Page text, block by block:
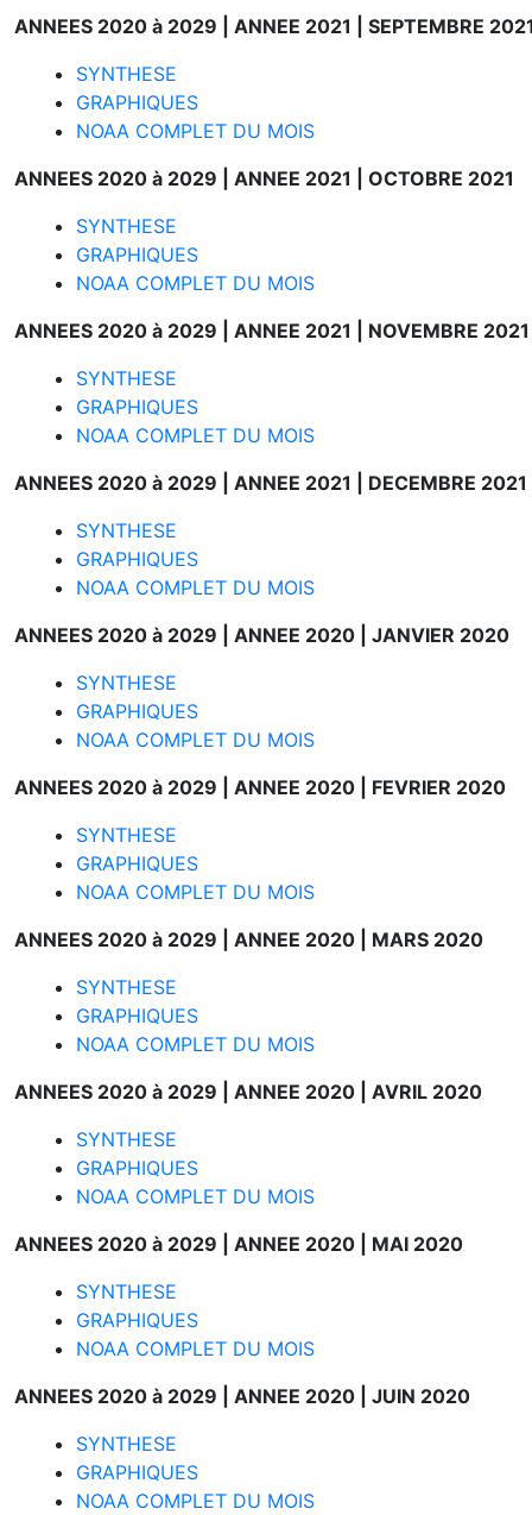
ANNEES 2020 à 2029 | ANNEE 2021 | SEPTEMBRE
SYNTHESE
GRAPHIQUES
NOAA COMPLET DU MOIS
ANNEES 2020 à 2029 | ANNEE 2021 | OCTOBRE 2021
SYNTHESE
GRAPHIQUES
NOAA COMPLET DU MOIS
ANNEES 2020 à 2029 | ANNEE 2021 | NOVEMBRE 2021
SYNTHESE
GRAPHIQUES
NOAA COMPLET DU MOIS
ANNEES 2020 à 2029 | ANNEE 2021 | DECEMBRE 2021
SYNTHESE
GRAPHIQUES
NOAA COMPLET DU MOIS
ANNEES 2020 à 2029 | ANNEE 2020 | JANVIER 2020
SYNTHESE
GRAPHIQUES
NOAA COMPLET DU MOIS
ANNEES 2020 à 2029 | ANNEE 2020 | FEVRIER 2020
SYNTHESE
GRAPHIQUES
NOAA COMPLET DU MOIS
ANNEES 2020 à 2029 | ANNEE 2020 | MARS 2020
SYNTHESE
GRAPHIQUES
NOAA COMPLET DU MOIS
ANNEES 2020 à 2029 | ANNEE 2020 | AVRIL 2020
SYNTHESE
GRAPHIQUES
NOAA COMPLET DU MOIS
ANNEES 2020 à 2029 | ANNEE 2020 | MAI 2020
SYNTHESE
GRAPHIQUES
NOAA COMPLET DU MOIS
ANNEES 2020 à 2029 | ANNEE 2020 | JUIN 2020
SYNTHESE
GRAPHIQUES
NOAA COMPLET DU MOIS